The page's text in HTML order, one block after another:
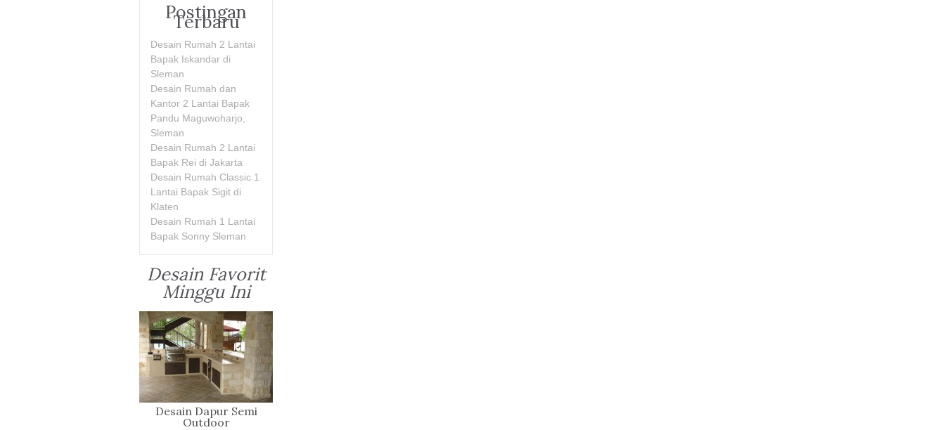
Postingan
Terbaru
Desain Rumah 2 Lantai
Bapak Iskandar di
Sleman
Desain Rumah dan
Kantor 2 Lantai Bapak
Pandu Maguwoharjo,
Sleman
Desain Rumah 2 Lantai
Bapak Rei di Jakarta
Desain Rumah Classic 1
Lantai Bapak Sigit di
Klaten
Desain Rumah 1 Lantai
Bapak Sonny Sleman
Desain Favorit
Minggu Ini
Desain Dapur Semi
Outdoor